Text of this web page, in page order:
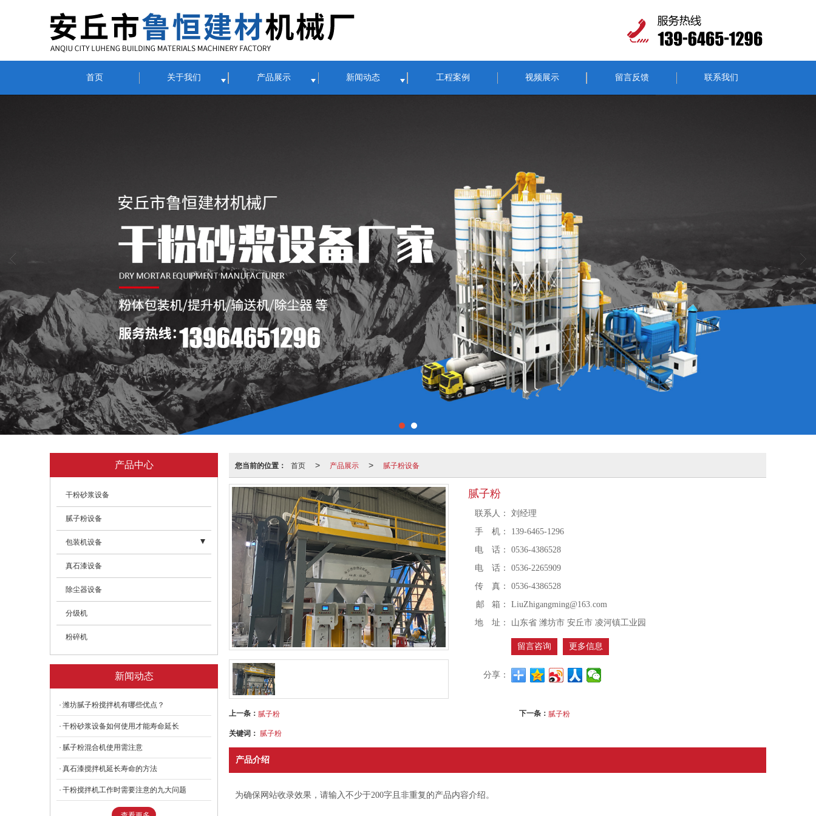
首页 关于我们 产品展示 新闻动态 工程案例 视频展示 留言反馈 联系我们
您当前的位置： 首页 > 产品展示 > 腻子粉设备
腻子粉
联系人：
刘经理
手 机：
139-6465-1296
电 话：
0536-4386528
电 话：
0536-2265909
传 真：
0536-4386528
邮 箱：
LiuZhigangming@163.com
地 址：
山东省 潍坊市 安丘市 凌河镇工业园
留言咨询 更多信息
分享：
上一条： 腻子粉 下一条： 腻子粉
关键词： 腻子粉
产品介绍
为确保网站收录效果，请输入不少于200字且非重复的产品内容介绍。
产品中心
干粉砂浆设备
腻子粉设备
包装机设备
- 超声波包装机
- 螺杆包装机
- 螺旋包装机
- 气动包装机
- 叶轮包装机
真石漆设备
除尘器设备
分级机
粉碎机
新闻动态
潍坊腻子粉搅拌机有哪些优点？
干粉砂浆设备如何使用才能寿命延长
腻子粉混合机使用需注意
真石漆搅拌机延长寿命的方法
干粉搅拌机工作时需要注意的九大问题